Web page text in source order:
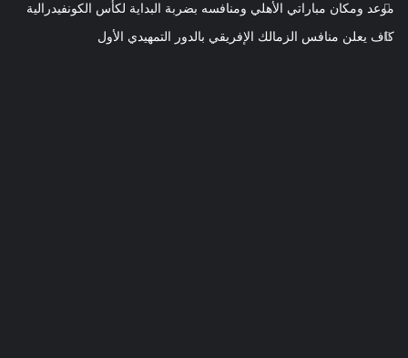
موعد ومكان مباراتي الأهلي ومنافسه بضربة البداية لكأس الكونفيدرالية
كاف يعلن منافس الزمالك الإفريقي بالدور التمهيدي الأول